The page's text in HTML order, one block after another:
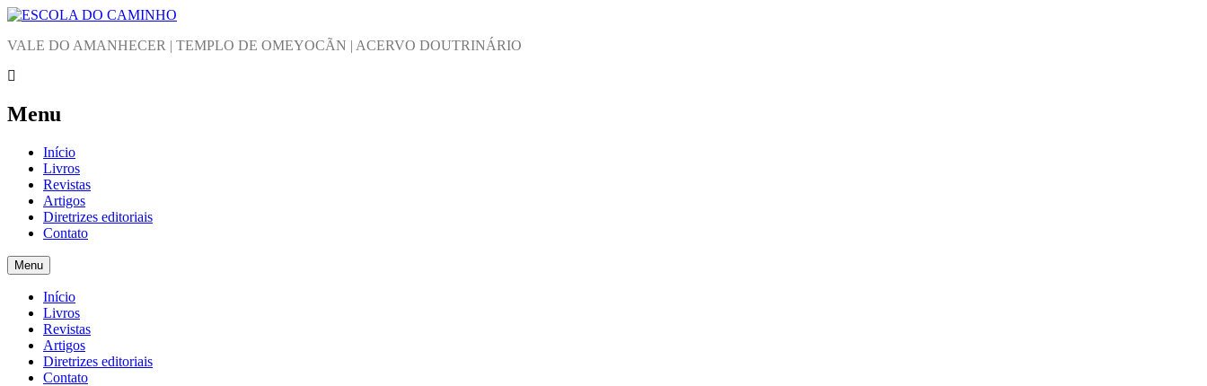
Skip
content
ESCOLA DO CAMINHO
VALE DO AMANHECER | TEMPLO DE OMEYOCÃN | ACERVO DOUTRINÁRIO
Menu
Início
Livros
Revistas
Artigos
Diretrizes editoriais
Contato
Menu
Início
Livros
Revistas
Artigos
Diretrizes editoriais
Contato